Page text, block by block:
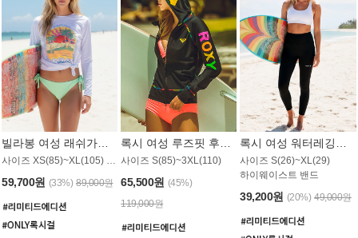
59,700원 (33%) 89,000원
사이즈 S(85)~3XL(110)
65,500원 (45%)
119,000원
사이즈 S(26)~XL(29)
하이웨이스트 밴드
39,200원 (20%) 49,000원